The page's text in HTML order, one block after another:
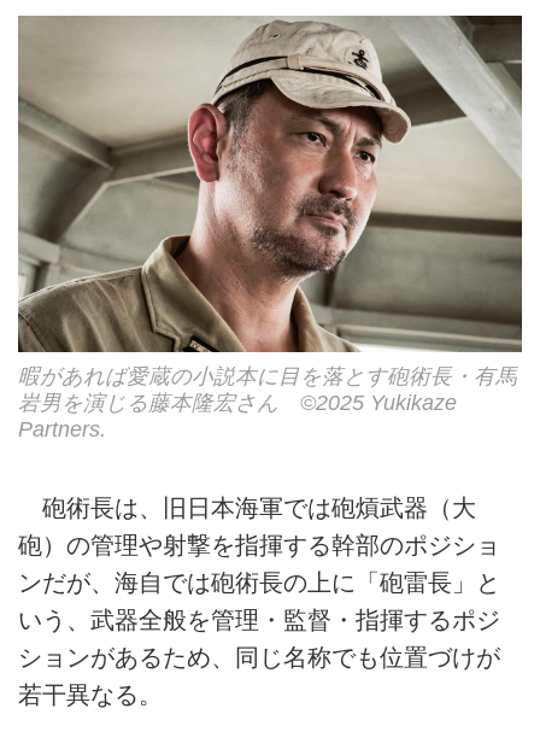
暇があれば愛蔵の小説本に目を落とす砲術長・有馬
岩男を演じる藤本隆宏さん ©2025 Yukikaze
Partners.
砲術長は、旧日本海軍では砲熕武器（大
砲）の管理や射撃を指揮する幹部のポジショ
ンだが、海自では砲術長の上に「砲雷長」と
いう、武器全般を管理・監督・指揮するポジ
ションがあるため、同じ名称でも位置づけが
若干異なる。